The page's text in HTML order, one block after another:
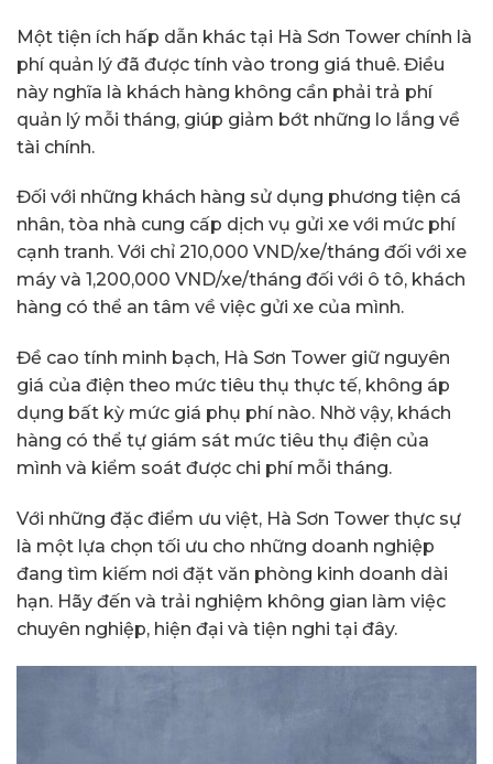
Một tiện ích hấp dẫn khác tại Hà Sơn Tower chính là
phí quản lý đã được tính vào trong giá thuê. Điều
này nghĩa là khách hàng không cần phải trả phí
quản lý mỗi tháng, giúp giảm bớt những lo lắng về
tài chính.
Đối với những khách hàng sử dụng phương tiện cá
nhân, tòa nhà cung cấp dịch vụ gửi xe với mức phí
cạnh tranh. Với chỉ 210,000 VND/xe/tháng đối với xe
máy và 1,200,000 VND/xe/tháng đối với ô tô, khách
hàng có thể an tâm về việc gửi xe của mình.
Đề cao tính minh bạch, Hà Sơn Tower giữ nguyên
giá của điện theo mức tiêu thụ thực tế, không áp
dụng bất kỳ mức giá phụ phí nào. Nhờ vậy, khách
hàng có thể tự giám sát mức tiêu thụ điện của
mình và kiểm soát được chi phí mỗi tháng.
Với những đặc điểm ưu việt, Hà Sơn Tower thực sự
là một lựa chọn tối ưu cho những doanh nghiệp
đang tìm kiếm nơi đặt văn phòng kinh doanh dài
hạn. Hãy đến và trải nghiệm không gian làm việc
chuyên nghiệp, hiện đại và tiện nghi tại đây.